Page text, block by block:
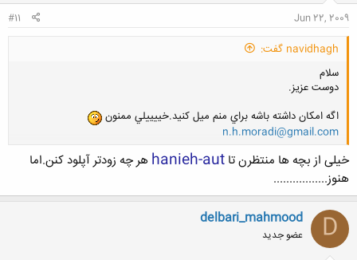
Jun 22, 2009
#11
navidhagh گفت:
سلام
دوست عزيز.
اگه امكان داشته باشه براي منم ميل كنيد.خييييلي ممنون
n.h.moradi@gmail.com
خیلی از بچه ها منتظرن تا hanieh-aut هر چه زودتر آپلود کنن.اما
هنوز.................
D
delbari_mahmood
عضو جدید